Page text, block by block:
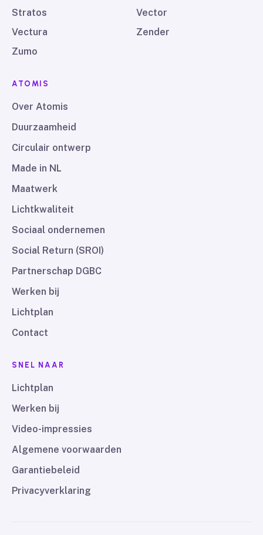
Stratos
Vector
Vectura
Zender
Zumo
ATOMIS
Over Atomis
Duurzaamheid
Circulair ontwerp
Made in NL
Maatwerk
Lichtkwaliteit
Sociaal ondernemen
Social Return (SROI)
Partnerschap DGBC
Werken bij
Lichtplan
Contact
SNEL NAAR
Lichtplan
Werken bij
Video-impressies
Algemene voorwaarden
Garantiebeleid
Privacyverklaring